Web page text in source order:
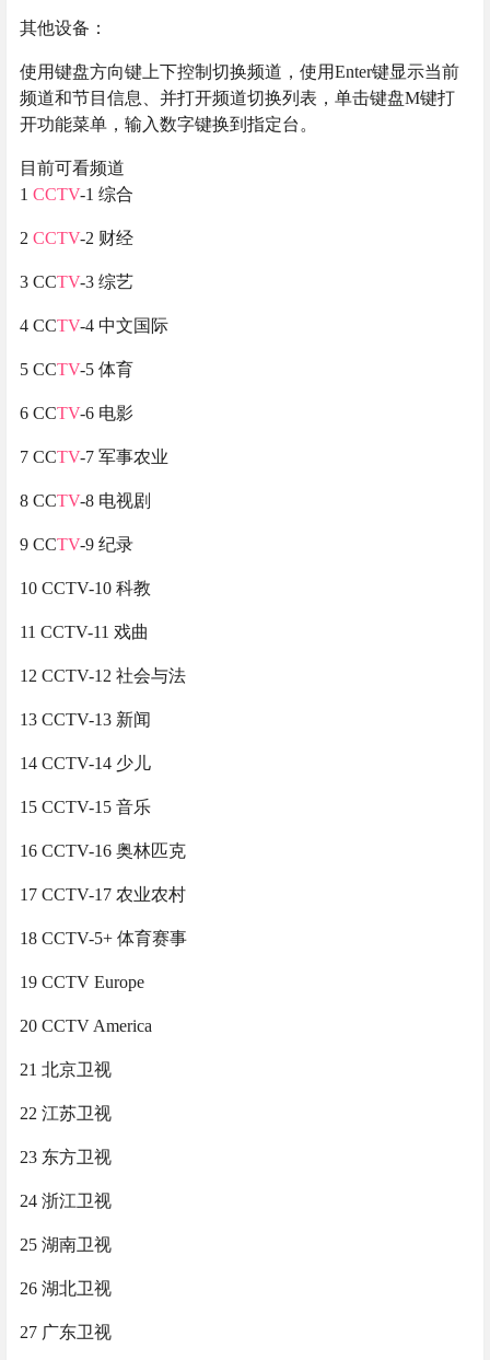
其他设备：
使用键盘方向键上下控制切换频道，使用Enter键显示当前
频道和节目信息、并打开频道切换列表，单击键盘M键打
开功能菜单，输入数字键换到指定台。
目前可看频道
1 CCTV-1 综合
2 CCTV-2 财经
3 CCTV-3 综艺
4 CCTV-4 中文国际
5 CCTV-5 体育
6 CCTV-6 电影
7 CCTV-7 军事农业
8 CCTV-8 电视剧
9 CCTV-9 纪录
10 CCTV-10 科教
11 CCTV-11 戏曲
12 CCTV-12 社会与法
13 CCTV-13 新闻
14 CCTV-14 少儿
15 CCTV-15 音乐
16 CCTV-16 奥林匹克
17 CCTV-17 农业农村
18 CCTV-5+ 体育赛事
19 CCTV Europe
20 CCTV America
21 北京卫视
22 江苏卫视
23 东方卫视
24 浙江卫视
25 湖南卫视
26 湖北卫视
27 广东卫视